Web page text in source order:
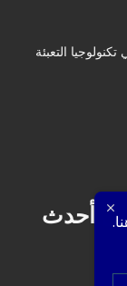
التعبئة
أحدث